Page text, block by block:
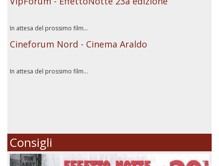
In attesa del prossimo film...
Cineforum Nord - Cinema Araldo
In attesa del prossimo film...
Consigli